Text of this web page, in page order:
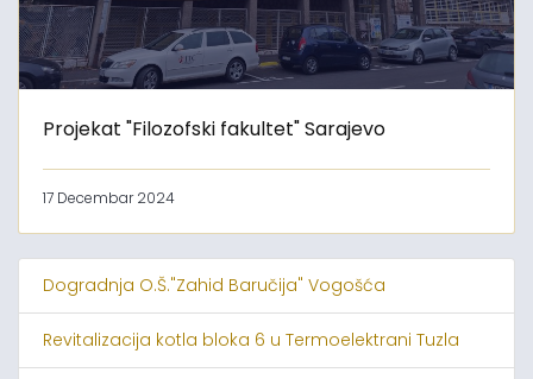
Projekat "Filozofski fakultet" Sarajevo
17 Decembar 2024
Dogradnja O.Š."Zahid Baručija" Vogošća
Revitalizacija kotla bloka 6 u Termoelektrani Tuzla